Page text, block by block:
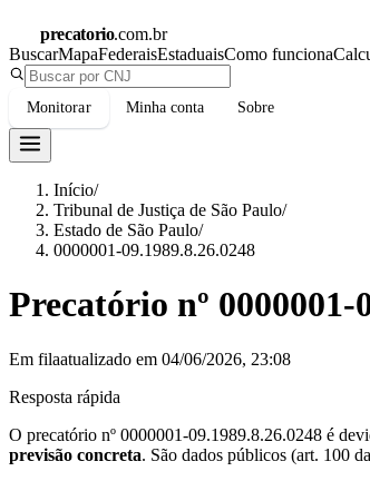
precatorio.com.br
BuscarMapaFederaisEstaduaisComo funciona
Monitorar Minha conta Sobre
Início/
Tribunal de Justiça de São Paulo/
Estado de São Paulo/
0000001-09.1989.8.26.0248
Precatório nº 0000001-
Em filaatualizado em 04/06/2026, 23:08
Resposta rápida
O precatório nº 0000001-09.1989.8.26.0248 é
previsão concreta. São dados públicos (art. 100